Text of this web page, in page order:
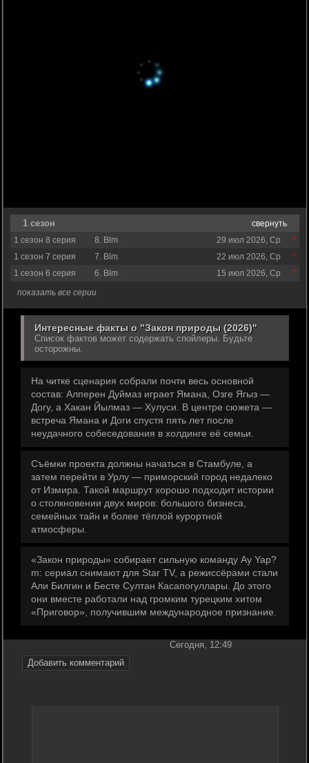
1 сезон
свернуть
1 сезон 8 серия
8. Blm
29 июл 2026, Ср
1 сезон 7 серия
7. Blm
22 июл 2026, Ср
1 сезон 6 серия
6. Blm
15 июл 2026, Ср
показать все серии
Интересные факты о "Закон природы (2026)"
Список фактов может содержать спойлеры. Будьте
осторожны.
На читке сценария собрали почти весь основной
состав: Алперен Дуймаз играет Ямана, Озге Ягыз —
Догу, а Хакан Йылмаз — Хулуси. В центре сюжета —
встреча Ямана и Доги спустя пять лет после
неудачного собеседования в холдинге её семьи.
Съёмки проекта должны начаться в Стамбуле, а
затем перейти в Урлу — приморский город недалеко
от Измира. Такой маршрут хорошо подходит истории
о столкновении двух миров: большого бизнеса,
семейных тайн и более тёплой курортной
атмосферы.
«Закон природы» собирает сильную команду Ay Yap?
m: сериал снимают для Star TV, а режиссёрами стали
Али Билгин и Бесте Султан Касапогуллары. До этого
они вместе работали над громким турецким хитом
«Приговор», получившим международное признание.
Добавить комментарий
Сегодня, 12:49